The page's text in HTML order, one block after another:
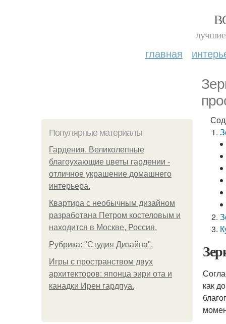
лучшие
главная
Популярные материалы
Гардения. Великолепные
благоухающие цветы гардении -
отличное украшение домашнего
интерьера.
Квартира с необычным дизайном
разработана Петром костеловым и
находится в Москве, Россия.
Рубрика: "Студия Дизайна".
Игры с пространством двух
архитекторов: японца эири ота и
канадки Ирен гардпуа.
как